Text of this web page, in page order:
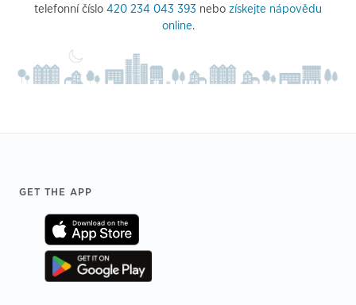
telefonní číslo 420 234 043 393 nebo získejte nápovědu
online.
Footer
GET THE APP